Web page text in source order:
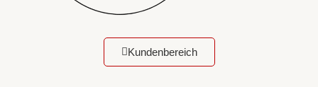
Kundenbereich